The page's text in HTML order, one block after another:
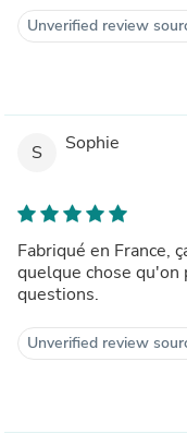
Unverified review
S Sophie
Fabriqué en France,
quelque chose qu'on
questions.
Unverified review